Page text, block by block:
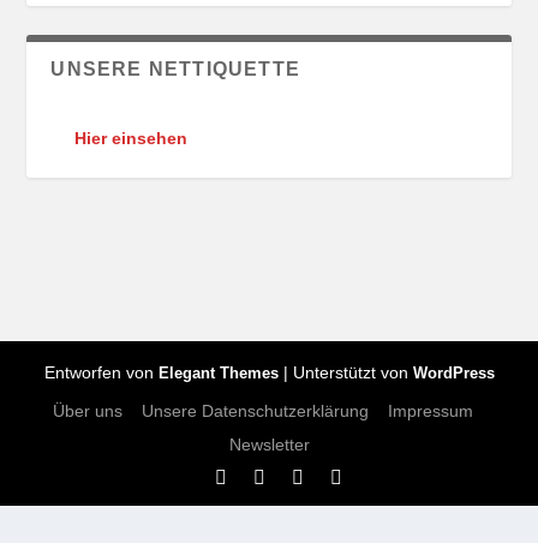
UNSERE NETTIQUETTE
Hier einsehen
Entworfen von Elegant Themes| Unterstützt von WordPress
Über uns Unsere Datenschutzerklärung
Impressum
Newsletter